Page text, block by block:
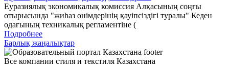
Еуразиялық экономикалық комиссия Алқасының соңғы
отырысында "жиһаз өнімдерінің қауіпсіздігі туралы" Кеден
одағының техникалық регламентіне (
Подробнее
Барлық жаңалықтар
Все компании стиля и текстиля Казахстана